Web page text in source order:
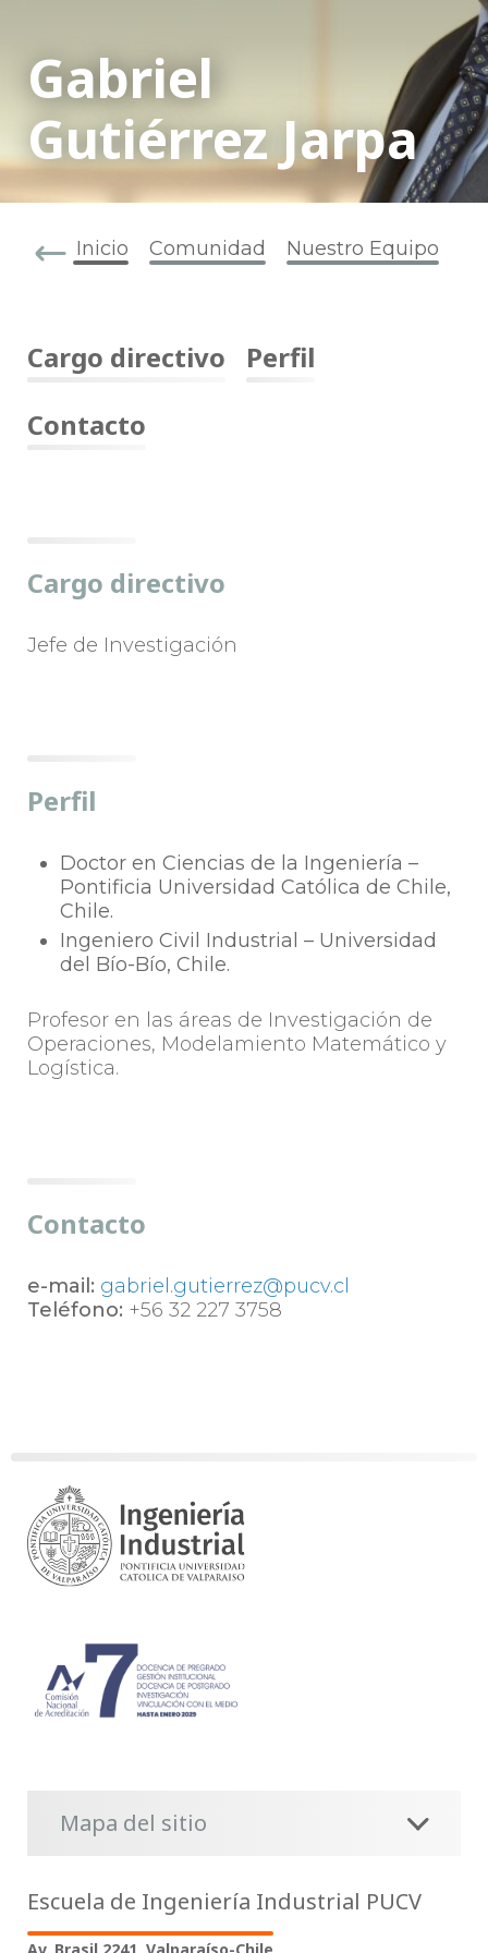
Gabriel
Gutiérrez Jarpa
Inicio Comunidad Nuestro Equipo
Cargo directivo
Perfil
Contacto
Cargo directivo
Jefe de Investigación
Perfil
Doctor en Ciencias de la Ingeniería –
Pontificia Universidad Católica de Chile,
Chile.
Ingeniero Civil Industrial – Universidad
del Bío-Bío, Chile.
Profesor en las áreas de Investigación de
Operaciones, Modelamiento Matemático y
Logística.
Contacto
e-mail: gabriel.gutierrez@pucv.cl
Teléfono: +56 32 227 3758
Mapa del sitio
Escuela de Ingeniería Industrial PUCV